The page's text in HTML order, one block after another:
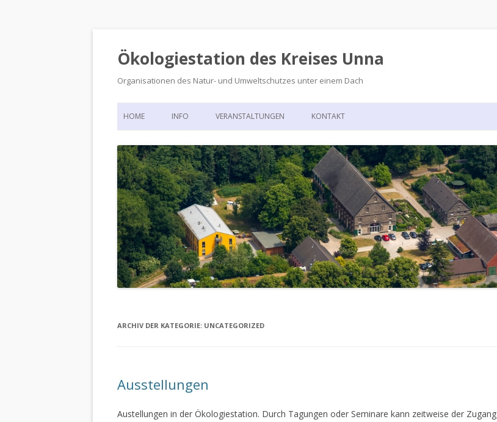
Ökologiestation des Kreises Unna
Organisationen des Natur- und Umweltschutzes unter einem Dach
Zum
HOME INFO
DIE ÖKOLOGIESTATION – FAST
900 JAHRE VORGESCHICHTE
VERANSTALTUNGEN KONTAKT
ARCHIV DER KATEGORIE: UNCATEGORIZED
Ausstellungen
Austellungen in der Ökologiestation. Durch Tagungen oder Seminare kann zeitweise der Zugang